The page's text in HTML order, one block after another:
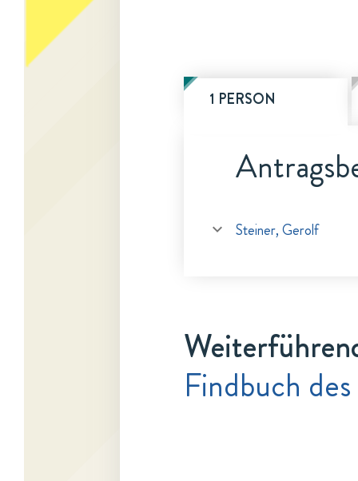
1 PERSON
Steiner, Gerolf
Findbuch